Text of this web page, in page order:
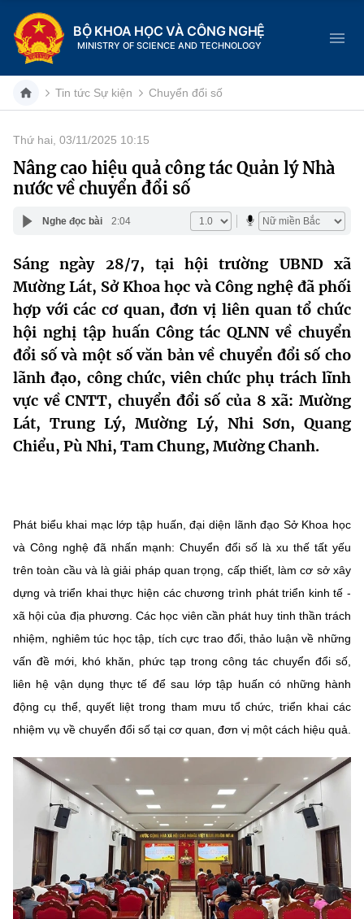
BỘ KHOA HỌC VÀ CÔNG NGHỆ
MINISTRY OF SCIENCE AND TECHNOLOGY
Danh mục
Trang chủ
Giới thiệu
Chức năng nhiệm vụ
Cơ cấu tổ chức
Lịch sử phát triển
Sở Khoa học và Công nghệ
Tin tức sự kiện
Khoa học và Công nghệ
Đổi mới sáng tạo
Chuyển đổi số
Bưu chính, Viễn thông
Năng lượng nguyên tử
Tin tổng hợp
Dịch vụ công
Hệ thống văn bản
Văn bản QPPL
Văn bản chỉ đạo điều hành
MST IOFFICE
THỐNG KÊ
Khoa học và Công nghệ
Bưu chính, Viễn thông
Sở hữu trí tuệ
Tiêu chuẩn, đo lường, chất lượng
Multimedia
Khác
Infographic
Voice
Nhiệm vụ trọng tâm
Chọn ngôn ngữ
BỘ KHOA HỌC VÀ CÔNG NGHỆ
MINISTRY OF SCIENCE AND TECHNOLOGY
Điều khoản sử dụng Theo dõi MST: Góp ý
Tin tức Sự kiện Chuyển đổi số
Thứ hai, 03/11/2025 10:15
Nâng cao hiệu quả công tác Quản lý Nhà
nước về chuyển đổi số
Nghe đọc bài 2:04
Sáng ngày 28/7, tại hội trường UBND xã
Mường Lát, Sở Khoa học và Công nghệ đã phối
hợp với các cơ quan, đơn vị liên quan tổ chức
hội nghị tập huấn Công tác QLNN về chuyển
đổi số và một số văn bản về chuyển đổi số cho
lãnh đạo, công chức, viên chức phụ trách lĩnh
vực về CNTT, chuyển đổi số của 8 xã: Mường
Lát, Trung Lý, Mường Lý, Nhi Sơn, Quang
Chiểu, Pù Nhi, Tam Chung, Mường Chanh.
Phát biểu khai mạc lớp tập huấn, đại diện lãnh đạo Sở Khoa học
và Công nghệ đã nhấn mạnh: Chuyển đổi số là xu thế tất yếu
trên toàn cầu và là giải pháp quan trọng, cấp thiết, làm cơ sở xây
dựng và triển khai thực hiện các chương trình phát triển kinh tế -
xã hội của địa phương. Các học viên cần phát huy tinh thần trách
nhiệm, nghiêm túc học tập, tích cực trao đổi, thảo luận về những
vấn đề mới, khó khăn, phức tạp trong công tác chuyển đổi số,
liên hệ vận dụng thực tế để sau lớp tập huấn có những hành
động cụ thể, quyết liệt trong tham mưu tổ chức, triển khai các
nhiệm vụ về chuyển đổi số tại cơ quan, đơn vị một cách hiệu quả.